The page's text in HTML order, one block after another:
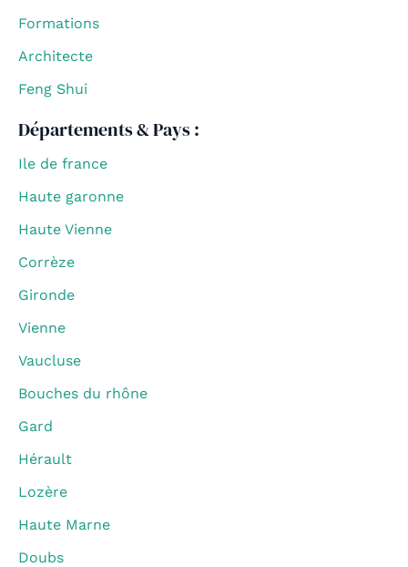
Formations
Architecte
Feng Shui
Départements & Pays :
Ile de france
Haute garonne
Haute Vienne
Corrèze
Gironde
Vienne
Vaucluse
Bouches du rhône
Gard
Hérault
Lozère
Haute Marne
Doubs